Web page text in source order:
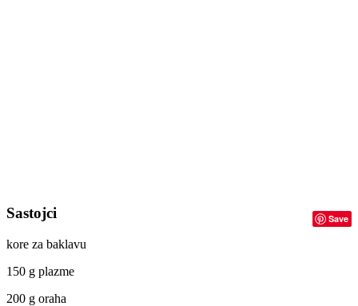
Save
Sastojci
kore za baklavu
150 g plazme
200 g oraha